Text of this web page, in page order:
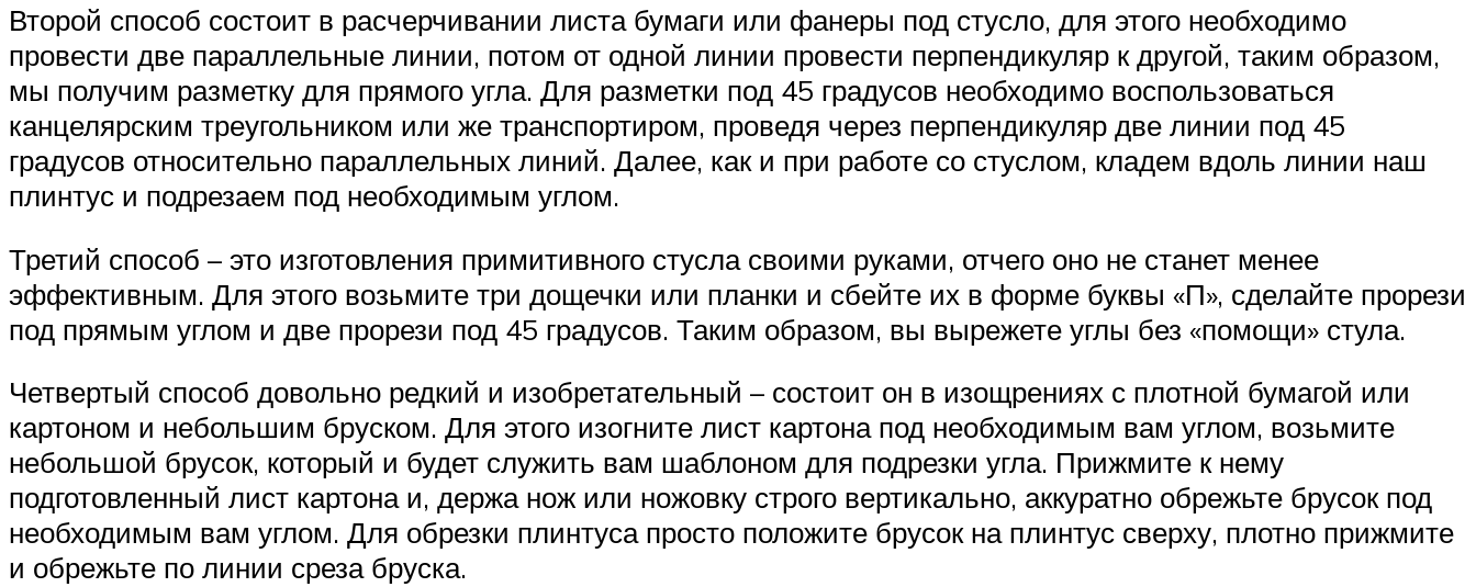
Второй способ состоит в расчерчивании листа бумаги или фанеры под стусло, для этого необходимо
провести две параллельные линии, потом от одной линии провести перпендикуляр к другой, таким образом,
мы получим разметку для прямого угла. Для разметки под 45 градусов необходимо воспользоваться
канцелярским треугольником или же транспортиром, проведя через перпендикуляр две линии под 45
градусов относительно параллельных линий. Далее, как и при работе со стуслом, кладем вдоль линии наш
плинтус и подрезаем под необходимым углом.
Третий способ – это изготовления примитивного стусла своими руками, отчего оно не станет менее
эффективным. Для этого возьмите три дощечки или планки и сбейте их в форме буквы «П», сделайте прорези
под прямым углом и две прорези под 45 градусов. Таким образом, вы вырежете углы без «помощи» стула.
Четвертый способ довольно редкий и изобретательный – состоит он в изощрениях с плотной бумагой или
картоном и небольшим бруском. Для этого изогните лист картона под необходимым вам углом, возьмите
небольшой брусок, который и будет служить вам шаблоном для подрезки угла. Прижмите к нему
подготовленный лист картона и, держа нож или ножовку строго вертикально, аккуратно обрежьте брусок под
необходимым вам углом. Для обрезки плинтуса просто положите брусок на плинтус сверху, плотно прижмите
и обрежьте по линии среза бруска.